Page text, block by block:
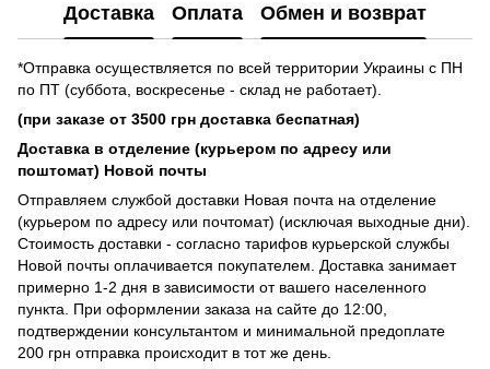
Доставка Оплата Обмен и возврат
*Отправка осуществляется по всей территории Украины с ПН
по ПТ (суббота, воскресенье - склад не работает).
(при заказе от 3500 грн доставка беспатная)
Доставка в отделение (курьером по адресу или
поштомат) Новой почты
Отправляем службой доставки Новая почта на отделение
(курьером по адресу или почтомат) (исключая выходные дни).
Стоимость доставки - согласно тарифов курьерской службы
Новой почты оплачивается покупателем. Доставка занимает
примерно 1-2 дня в зависимости от вашего населенного
пункта. При оформлении заказа на сайте до 12:00,
подтверждении консультантом и минимальной предоплате
200 грн отправка происходит в тот же день.